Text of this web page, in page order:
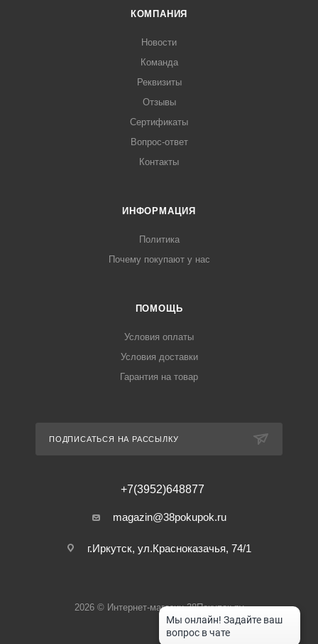
КОМПАНИЯ
Новости
Команда
Реквизиты
Отзывы
Сертификаты
Вопрос-ответ
Контакты
ИНФОРМАЦИЯ
Политика
Почему покупают у нас
ПОМОЩЬ
Условия оплаты
Условия доставки
Гарантия на товар
ПОДПИСАТЬСЯ НА РАССЫЛКУ
+7(3952)648877
magazin@38pokupok.ru
г.Иркутск, ул.Красноказачья, 74/1
2026 © Интернет-магазин 38Покупок.ру